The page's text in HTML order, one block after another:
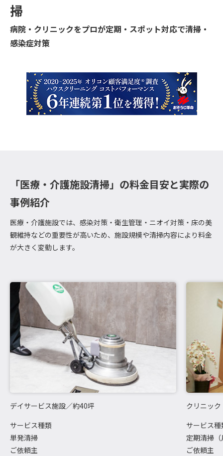
掃
病院・クリニックをプロが定期・スポット対応で清掃・
感染症対策
「医療・介護施設清掃」の料金目安と実際の
事例紹介
医療・介護施設では、感染対策・衛生管理・ニオイ対策・床の美
観維持などの重要性が高いため、施設規模や清掃内容により料金
が大きく変動します。
デイサービス施設／約40坪
サービス種類
単発清掃
ご依頼主
クリニッ
サービス種
定期清掃
ご依頼主